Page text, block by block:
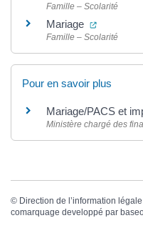
Famille – Scolarité
Mariage
Famille – Scolarité
Pour en savoir plus
Mariage/PACS et
Ministère chargé des
© Direction de l’information
comarquage developpé par